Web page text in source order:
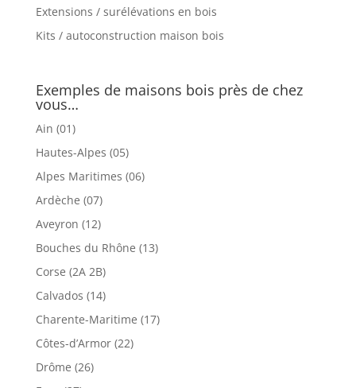
Extensions / surélévations en bois
Kits / autoconstruction maison bois
Exemples de maisons bois près de chez
vous…
Ain (01)
Hautes-Alpes (05)
Alpes Maritimes (06)
Ardèche (07)
Aveyron (12)
Bouches du Rhône (13)
Corse (2A 2B)
Calvados (14)
Charente-Maritime (17)
Côtes-d’Armor (22)
Drôme (26)